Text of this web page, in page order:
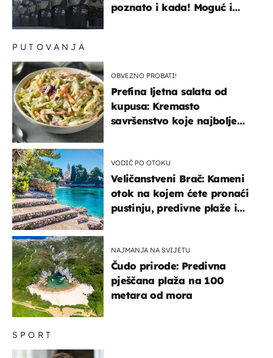
poznato i kada! Moguć i
SPORT
PUTOVANJA
OBVEZNO PROBATI!
Prefina ljetna salata od
kupusa: Kremasto
savršenstvo koje najbolje
VODIČ PO OTOKU
Veličanstveni Brač: Kameni
otok na kojem ćete pronaći
pustinju, predivne plaže i
NAJMANJA NA SVIJETU
Čudo prirode: Predivna
pješčana plaža na 100
metara od mora